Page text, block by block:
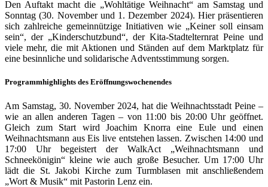
Den Auftakt macht die „Wohltätige Weihnacht“ am Samstag und
Sonntag (30. November und 1. Dezember 2024). Hier präsentieren
sich zahlreiche gemeinnützige Initiativen wie „Keiner soll einsam
sein“, der „Kinderschutzbund“, der Kita-Stadtelternrat Peine und
viele mehr, die mit Aktionen und Ständen auf dem Marktplatz für
eine besinnliche und solidarische Adventsstimmung sorgen.
Programmhighlights des Eröffnungswochenendes
Am Samstag, 30. November 2024, hat die Weihnachtsstadt Peine –
wie an allen anderen Tagen – von 11:00 bis 20:00 Uhr geöffnet.
Gleich zum Start wird Joachim Knorra eine Eule und einen
Weihnachtsmann aus Eis live entstehen lassen. Zwischen 14:00 und
17:00 Uhr begeistert der WalkAct „Weihnachtsmann und
Schneekönigin“ kleine wie auch große Besucher. Um 17:00 Uhr
lädt die St. Jakobi Kirche zum Turmblasen mit anschließendem
„Wort & Musik“ mit Pastorin Lenz ein.